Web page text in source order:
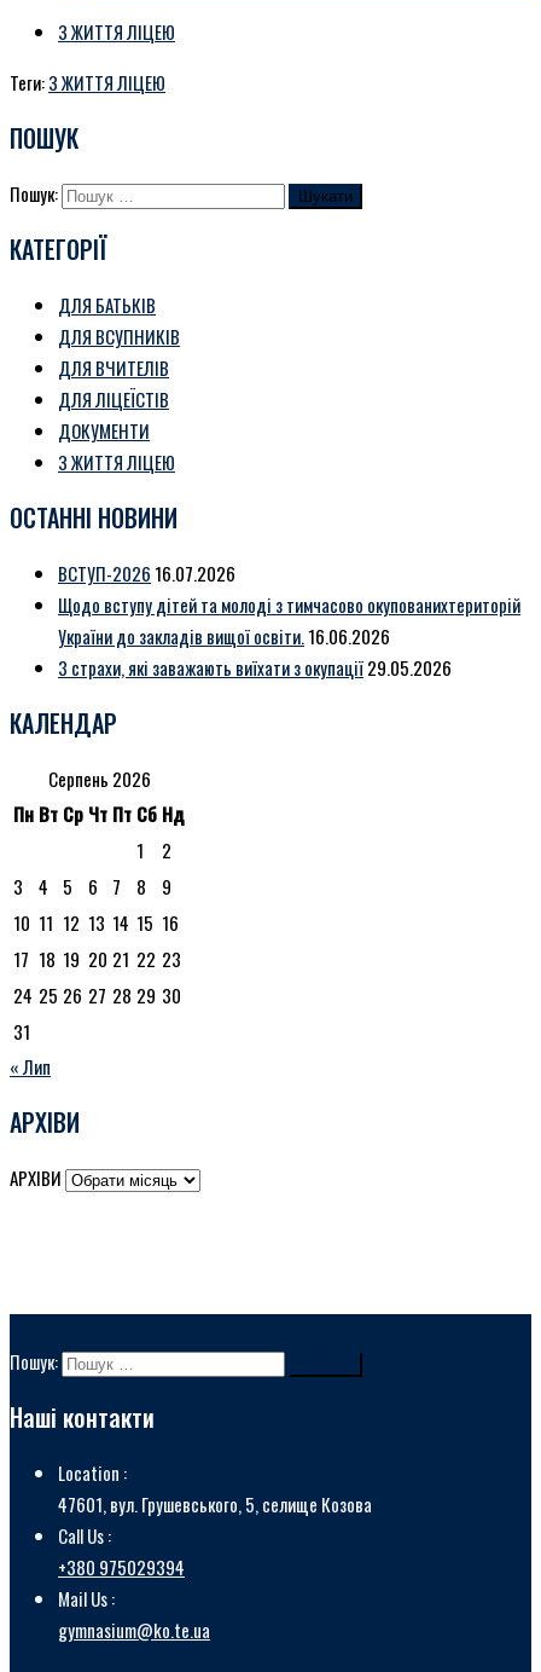
З ЖИТТЯ ЛІЦЕЮ
Теги:З ЖИТТЯ ЛІЦЕЮ
ПОШУК
Пошук:
КАТЕГОРІЇ
ДЛЯ БАТЬКІВ
ДЛЯ ВСУПНИКІВ
ДЛЯ ВЧИТЕЛІВ
ДЛЯ ЛІЦЕЇСТІВ
ДОКУМЕНТИ
З ЖИТТЯ ЛІЦЕЮ
ОСТАННІ НОВИНИ
ВСТУП-2026 16.07.2026
Щодо вступу дітей та молоді з тимчасово окупованихтериторій
України до закладів вищої освіти.16.06.2026
3 страхи, які заважають виїхати з окупації29.05.2026
КАЛЕНДАР
Серпень 2026
Пн Вт Ср Чт Пт Сб Нд
1
2
3
4 5 6 7 8
9
10 11 12 13 14 15 16
17 18 19 20 21 22 23
24 25 26 27 28 29 30
31
« Лип
АРХІВИ
АРХІВИ
Пошук:
Наші контакти
Location :
47601, вул. Грушевського, 5, селище Козова
Call Us :
+380 975029394
Mail Us :
gymnasium@ko.te.ua